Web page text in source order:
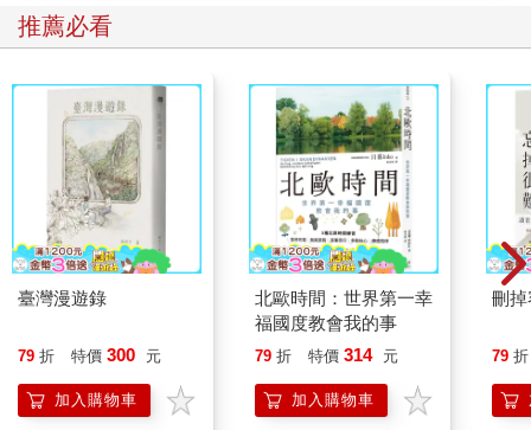
推薦必看
臺灣漫遊錄
79 折 特價 300 元
加入購物車
北歐時間：世界第一幸
福國度教會我的事
79 折 特價 314 元
加入購物車
刪
79 折